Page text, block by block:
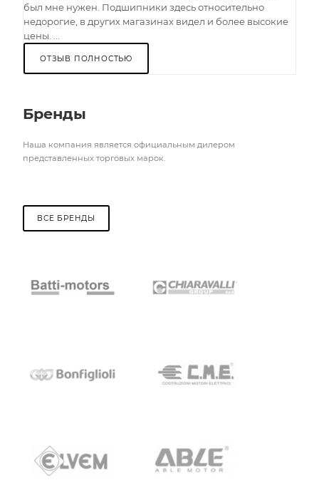
был мне нужен. Подшипники здесь относительно
недорогие, в других магазинах видел и более высокие
цены. ...
ОТЗЫВ ПОЛНОСТЬЮ
Бренды
Наша компания является официальным дилером
представленных торговых марок.
ВСЕ БРЕНДЫ